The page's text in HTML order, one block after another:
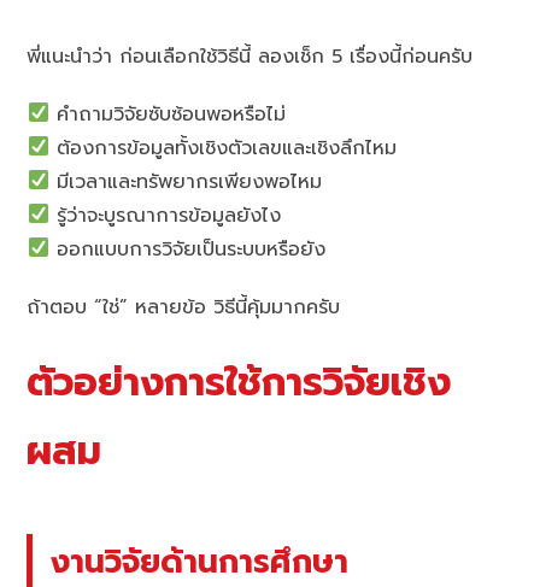
พี่แนะนำว่า ก่อนเลือกใช้วิธีนี้ ลองเช็ก 5 เรื่องนี้ก่อนครับ
คำถามวิจัยซับซ้อนพอหรือไม่
ต้องการข้อมูลทั้งเชิงตัวเลขและเชิงลึกไหม
มีเวลาและทรัพยากรเพียงพอไหม
รู้ว่าจะบูรณาการข้อมูลยังไง
ออกแบบการวิจัยเป็นระบบหรือยัง
ถ้าตอบ “ใช่” หลายข้อ วิธีนี้คุ้มมากครับ
ตัวอย่างการใช้การวิจัยเชิง
ผสม
งานวิจัยด้านการศึกษา